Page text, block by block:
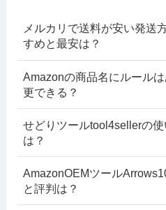
メルカリで送料が安い発送
すめと最安は？
Amazonの商品名にルール
更できる？
せどりツールtool4sellerの
は？
AmazonOEMツール
と評判は？